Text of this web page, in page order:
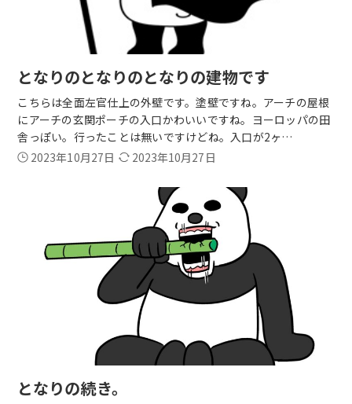
となりのとなりのとなりの建物です
こちらは全面左官仕上の外壁です。塗壁ですね。アーチの屋根
にアーチの玄関ポーチの入口かわいいですね。ヨーロッパの田
舎っぽい。行ったことは無いですけどね。入口が2ヶ…
2023年10月27日
2023年10月27日
となりの続き。